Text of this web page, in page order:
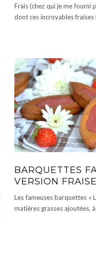
Frais (chez qui je me fourni
dont ces incroyables fraises
BARQUETTES
VERSION
Les fameuses barquettes «
matières grasses ajoutées,